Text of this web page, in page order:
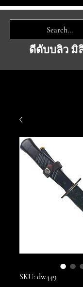
ดีดับบลิว มิ
SKU: dw449